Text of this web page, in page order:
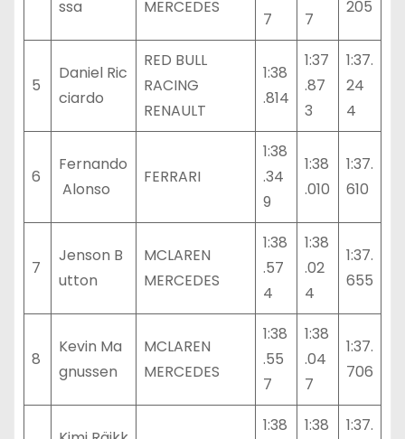
ssa
MERCEDES
7
7
205
5
Daniel Ric
ciardo
RED BULL
RACING
RENAULT
1:38
.814
1:37
.87
3
1:37.
24
4
6
Fernando
Alonso
FERRARI
1:38
.34
9
1:38
.010
1:37.
610
7
Jenson B
utton
MCLAREN
MERCEDES
1:38
.57
4
1:38
.02
4
1:37.
655
8
Kevin Ma
gnussen
MCLAREN
MERCEDES
1:38
.55
7
1:38
.04
7
1:37.
706
1:38
1:38
1:37.